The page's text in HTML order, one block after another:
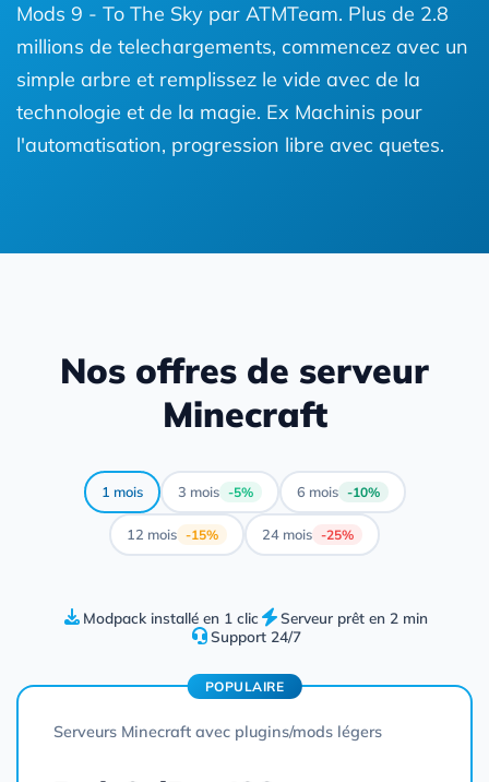
Mods 9 - To The Sky par ATMTeam. Plus de 2.8
millions de telechargements, commencez avec un
simple arbre et remplissez le vide avec de la
technologie et de la magie. Ex Machinis pour
l'automatisation, progression libre avec quetes.
Nos offres de serveur
Minecraft
1 mois 3 mois -5% 6 mois -10%
12 mois -15% 24 mois -25%
Modpack installé en 1 clic
Serveur prêt en 2 min
Support 24/7
POPULAIRE
Serveurs Minecraft avec plugins/mods légers